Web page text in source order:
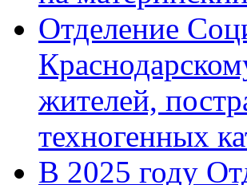
Отделение
жителей,
техногенных
В 2025 году